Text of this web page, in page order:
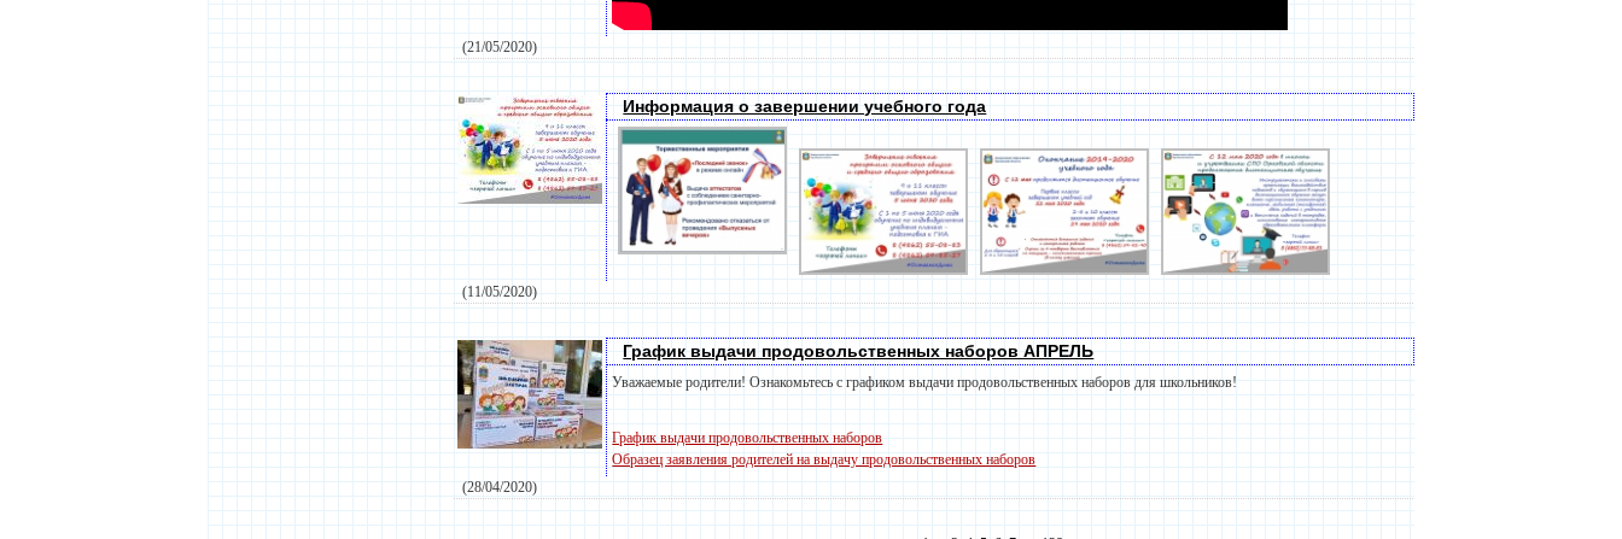
(21/05/2020)
Информация о завершении учебного года
(11/05/2020)
График выдачи продовольственных наборов АПРЕЛЬ
Уважаемые родители! Ознакомьтесь с графиком выдачи продовольственных наборов для школьников!
График выдачи продовольственных наборов
Образец заявления родителей на выдачу продовольственных наборов
(28/04/2020)